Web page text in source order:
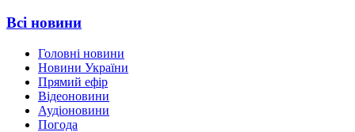
Всі новини
Головні новини
Новини України
Прямий ефір
Відеоновини
Аудіоновини
Погода